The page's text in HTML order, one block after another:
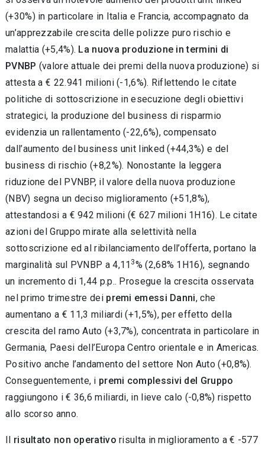
(+30%) in particolare in Italia e Francia, accompagnato da
un’apprezzabile crescita delle polizze puro rischio e
malattia (+5,4%). La nuova produzione in termini di
PVNBP (valore attuale dei premi della nuova produzione) si
attesta a € 22.941 milioni (-1,6%). Riflettendo le citate
politiche di sottoscrizione in esecuzione degli obiettivi
strategici, la produzione del business di risparmio
evidenzia un rallentamento (-22,6%), compensato
dall’aumento del business unit linked (+44,3%) e del
business di rischio (+8,2%). Nonostante la leggera
riduzione del PVNBP, il valore della nuova produzione
(NBV) segna un deciso miglioramento (+51,8%),
attestandosi a € 942 milioni (€ 627 milioni 1H16). Le citate
azioni del Gruppo mirate alla selettività nella
sottoscrizione ed al ribilanciamento dell’offerta, portano la
marginalità sul PVNBP a 4,11 3% (2,68% 1H16), segnando
un incremento di 1,44 p.p.. Prosegue la crescita osservata
nel primo trimestre dei premi emessi Danni, che
aumentano a € 11,3 miliardi (+1,5%), per effetto della
crescita del ramo Auto (+3,7%), concentrata in particolare in
Germania, Paesi dell’Europa Centro orientale e in Americas.
Positivo anche l’andamento del settore Non Auto (+0,8%).
Conseguentemente, i premi complessivi del Gruppo
raggiungono i € 36,6 miliardi, in lieve calo (-0,8%) rispetto
allo scorso anno.
Il risultato non operativo risulta in miglioramento a € -577